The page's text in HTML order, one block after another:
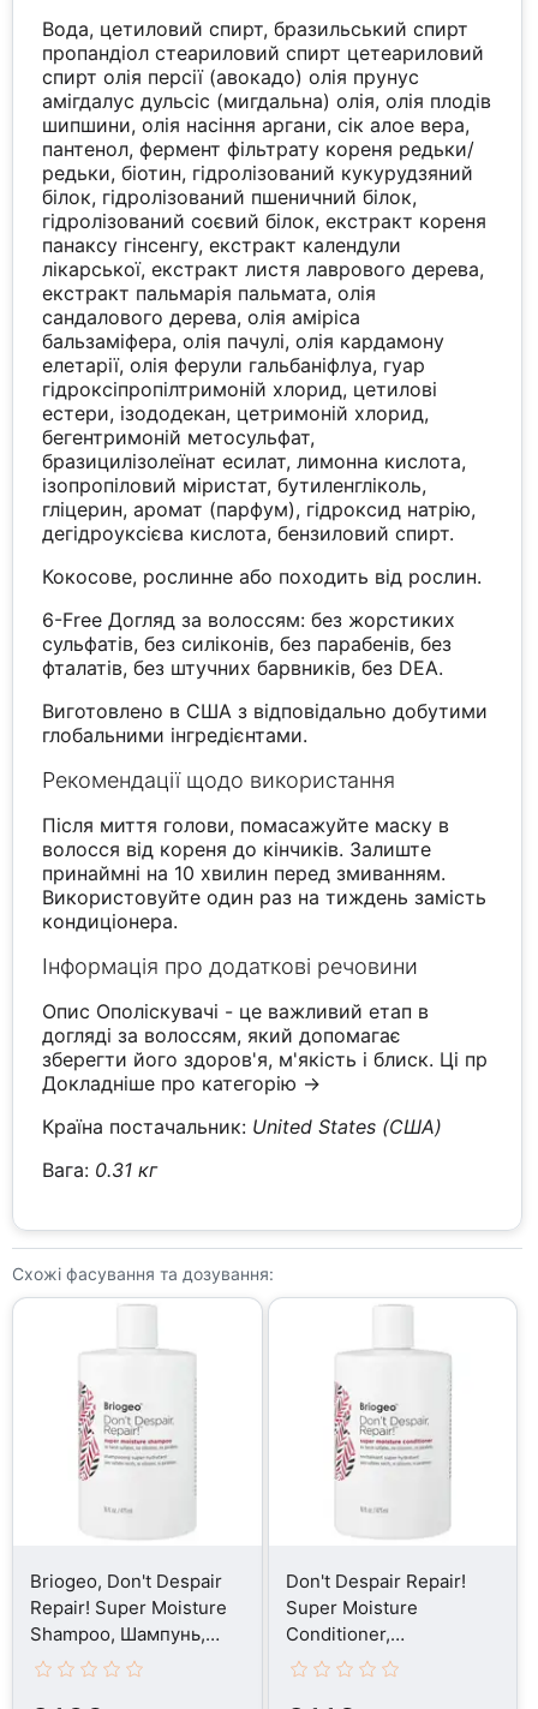
Вода, цетиловий спирт, бразильський спирт
пропандіол стеариловий спирт цетеариловий
спирт олія персії (авокадо) олія прунус
амігдалус дульсіс (мигдальна) олія, олія плодів
шипшини, олія насіння аргани, сік алое вера,
пантенол, фермент фільтрату кореня редьки/
редьки, біотин, гідролізований кукурудзяний
білок, гідролізований пшеничний білок,
гідролізований соєвий білок, екстракт кореня
панаксу гінсенгу, екстракт календули
лікарської, екстракт листя лаврового дерева,
екстракт пальмарія пальмата, олія
сандалового дерева, олія аміріса
бальзаміфера, олія пачулі, олія кардамону
елетарії, олія ферули гальбаніфлуа, гуар
гідроксіпропілтримоній хлорид, цетилові
естери, ізододекан, цетримоній хлорид,
бегентримоній метосульфат,
бразицилізолеїнат есилат, лимонна кислота,
ізопропіловий міристат, бутиленгліколь,
гліцерин, аромат (парфум), гідроксид натрію,
дегідроуксієва кислота, бензиловий спирт.
Кокосове, рослинне або походить від рослин.
6-Free Догляд за волоссям: без жорстиких
сульфатів, без силіконів, без парабенів, без
фталатів, без штучних барвників, без DEA.
Виготовлено в США з відповідально добутими
глобальними інгредієнтами.
Рекомендації щодо використання
Після миття голови, помасажуйте маску в
волосся від кореня до кінчиків. Залиште
принаймні на 10 хвилин перед змиванням.
Використовуйте один раз на тиждень замість
кондиціонера.
Інформація про додаткові речовини
Опис Ополіскувачі - це важливий етап в
догляді за волоссям, який допомагає
зберегти його здоров'я, м'якість і блиск. Ці пр
Докладніше про категорію →
Країна постачальник: United States (США)
Вага: 0.31 кг
Схожі фасування та дозування:
Briogeo, Don't Despair
Repair! Super Moisture
Shampoo, Шампунь,
473 мл
Don't Despair Repair!
Super Moisture
Conditioner,
Кондиціонер, 473 мл